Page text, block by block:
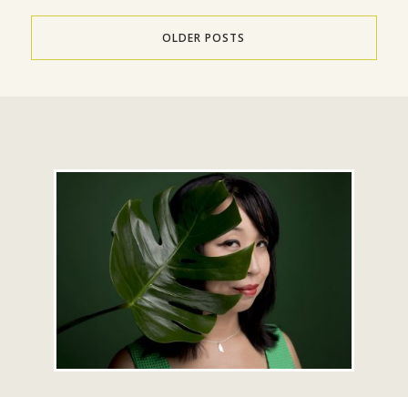
OLDER POSTS